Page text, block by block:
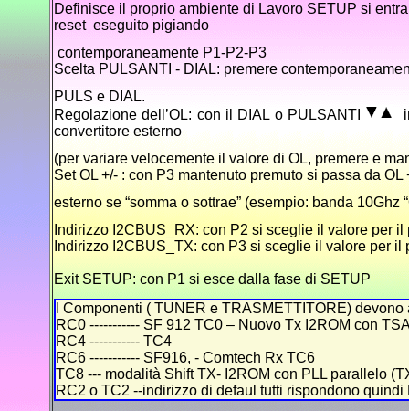
Definisce il proprio ambiente di Lavoro SETUP si
reset eseguito pigiando
contemporaneamente P1-P2-P3
Scelta PULSANTI - DIAL: premere
PULS e DIAL.
Regolazione dell’OL: con il DIAL o PULSANTI
convertitore esterno
(per variare velocemente il valore di OL, premere e
Set OL +/- : con P3 mantenuto premuto si passa da
esterno se “somma o sottrae” (esempio: banda 10Ghz
Indirizzo I2CBUS_RX: con P2 si sceglie il valore per il
Indirizzo I2CBUS_TX: con P3 si sceglie il valore per il
Exit SETUP: con P1 si esce dalla fase di SETUP
I Componenti ( TUNER e TRASMETTITORE)
RC0 ----------- SF 912 TC0 – Nuovo Tx I2ROM con
RC4 ----------- TC4
RC6 ----------- SF916, - Comtech Rx TC6
TC8 --- modalità Shift TX- I2ROM con PLL parallelo
RC2 o TC2 --indirizzo di defaul tutti rispondono